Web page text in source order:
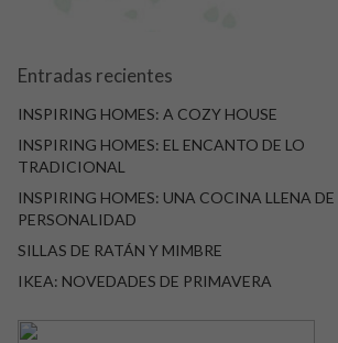
Entradas recientes
INSPIRING HOMES: A COZY HOUSE
INSPIRING HOMES: EL ENCANTO DE LO
TRADICIONAL
INSPIRING HOMES: UNA COCINA LLENA DE
PERSONALIDAD
SILLAS DE RATÁN Y MIMBRE
IKEA: NOVEDADES DE PRIMAVERA